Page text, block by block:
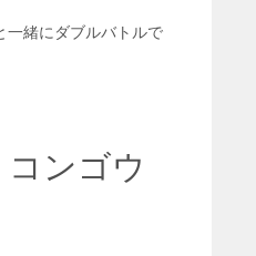
一緒にダブルバトルで
ンゴウ